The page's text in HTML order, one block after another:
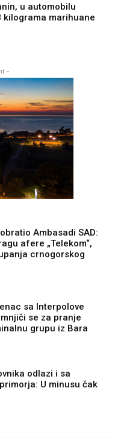
u automobilu
kilograma marihuane
-
Ambasadi SAD:
afere „Telekom“,
crnogorskog
sa Interpolove
se za pranje
grupu iz Bara
odlazi i sa
U minusu čak